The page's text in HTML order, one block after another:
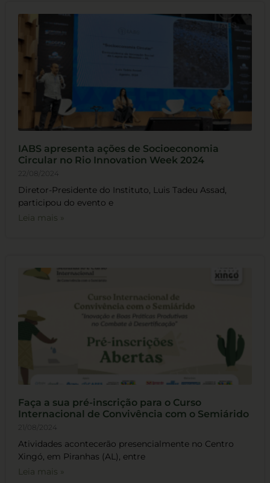
IABS apresenta ações de Socioeconomia
Circular no Rio Innovation Week 2024
22/08/2024
Diretor-Presidente do Instituto, Luis Tadeu Assad,
participou do evento e
Leia mais »
Faça a sua pré-inscrição para o Curso
Internacional de Convivência com o Semiárido
21/08/2024
Atividades acontecerão presencialmente no Centro
Xingó, em Piranhas (AL), entre
Leia mais »